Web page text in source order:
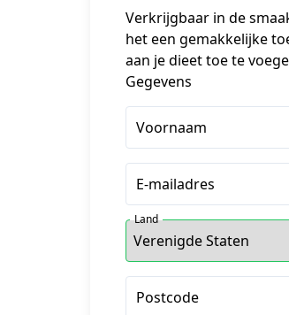
Verkrijgbaar in de
het een gemakkelijke
aan je dieet toe te
Gegevens
Voornaam
E-mailadres
Land
Postcode